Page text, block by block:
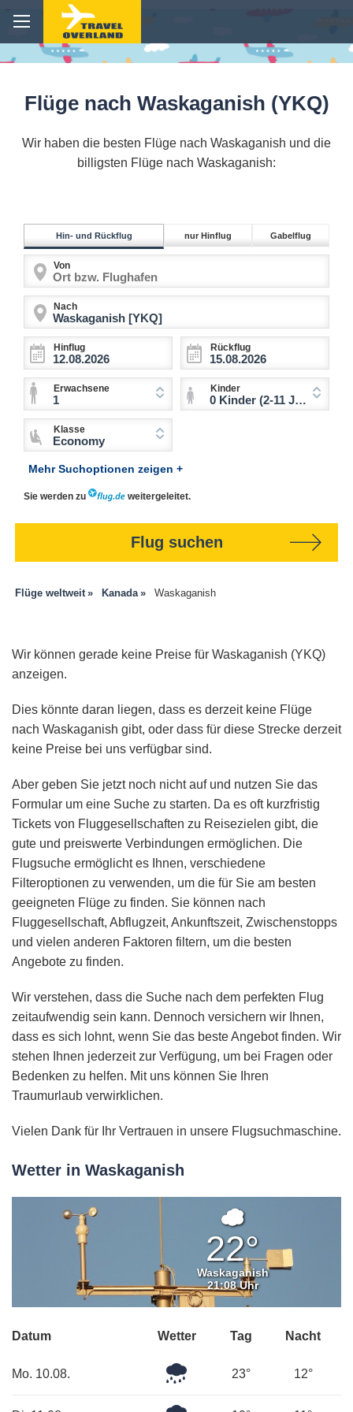
Flüge nach Waskaganish (YKQ)
Wir haben die besten Flüge nach Waskaganish und die
billigsten Flüge nach Waskaganish:
Hin- und Rückflug nur Hinflug Gabelflug
Von
Nach
Hinflug Rückflug
Erwachsene
1
Kinder
0 Kinder (2-11 Jahre)
Klasse
Economy
Mehr Suchoptionen zeigen +
Sie werden zu weitergeleitet.
Flug suchen
Flüge weltweit Kanada Waskaganish
Wir können gerade keine Preise für Waskaganish (YKQ)
anzeigen.
Dies könnte daran liegen, dass es derzeit keine Flüge
nach Waskaganish gibt, oder dass für diese Strecke derzeit
keine Preise bei uns verfügbar sind.
Aber geben Sie jetzt noch nicht auf und nutzen Sie das
Formular um eine Suche zu starten. Da es oft kurzfristig
Tickets von Fluggesellschaften zu Reisezielen gibt, die
gute und preiswerte Verbindungen ermöglichen. Die
Flugsuche ermöglicht es Ihnen, verschiedene
Filteroptionen zu verwenden, um die für Sie am besten
geeigneten Flüge zu finden. Sie können nach
Fluggesellschaft, Abflugzeit, Ankunftszeit, Zwischenstopps
und vielen anderen Faktoren filtern, um die besten
Angebote zu finden.
Wir verstehen, dass die Suche nach dem perfekten Flug
zeitaufwendig sein kann. Dennoch versichern wir Ihnen,
dass es sich lohnt, wenn Sie das beste Angebot finden. Wir
stehen Ihnen jederzeit zur Verfügung, um bei Fragen oder
Bedenken zu helfen. Mit uns können Sie Ihren
Traumurlaub verwirklichen.
Vielen Dank für Ihr Vertrauen in unsere Flugsuchmaschine.
Wetter in Waskaganish
Bedeckt
22°
Waskaganish
21:08 Uhr
Datum Wetter Tag Nacht
Mo. 10.08. 23° 12°